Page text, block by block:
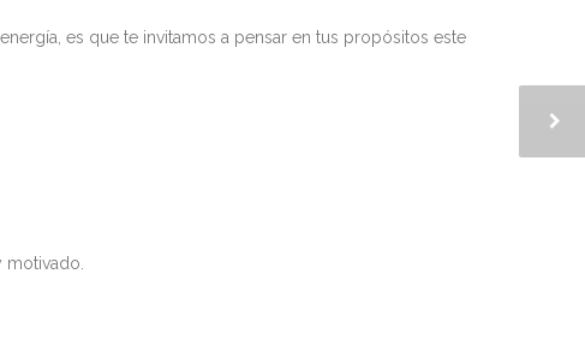
es que te invitamos a pensar en tus propósitos este